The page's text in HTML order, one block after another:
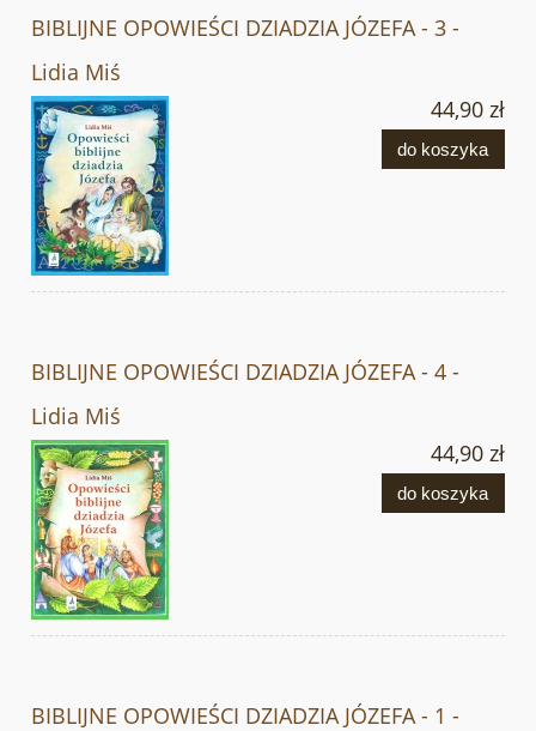
BIBLIJNE OPOWIEŚCI DZIADZIA JÓZEFA - 3 -
Lidia Miś
44,90 zł
do koszyka
BIBLIJNE OPOWIEŚCI DZIADZIA JÓZEFA - 4 -
Lidia Miś
44,90 zł
do koszyka
BIBLIJNE OPOWIEŚCI DZIADZIA JÓZEFA - 1 -